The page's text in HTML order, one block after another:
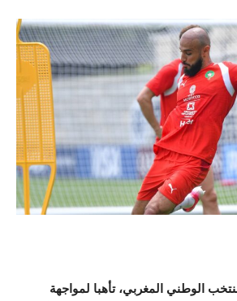
الوطني المغربي، تأهبا لمواجهة